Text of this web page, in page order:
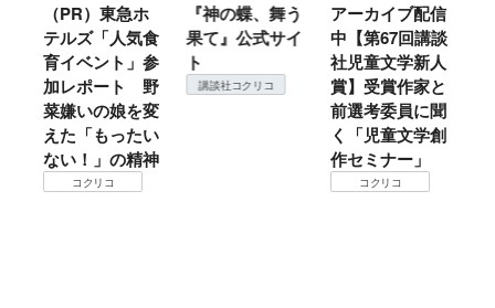
（PR）東急ホ
テルズ「人気食
育イベント」参
加レポート 野
菜嫌いの娘を変
えた「もったい
ない！」の精神
コクリコ
『神の蝶、舞う
果て』公式サイ
ト
講談社コクリコ
アーカイブ配信
中【第67回講談
社児童文学新人
賞】受賞作家と
前選考委員に聞
く「児童文学創
作セミナー」
コクリコ